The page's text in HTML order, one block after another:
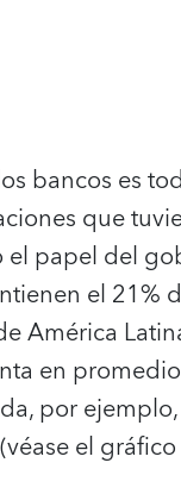
bancos es
que
el papel del
el 21%
América
en
por
el